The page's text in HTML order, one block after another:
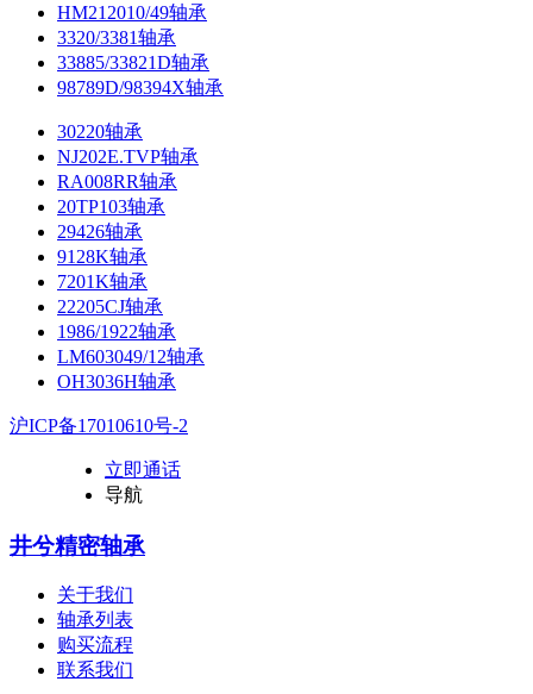
HM212010/49轴承
3320/3381轴承
33885/33821D轴承
98789D/98394X轴承
30220轴承
NJ202E.TVP轴承
RA008RR轴承
20TP103轴承
29426轴承
9128K轴承
7201K轴承
22205CJ轴承
1986/1922轴承
LM603049/12轴承
OH3036H轴承
沪ICP备17010610号-2
立即通话
导航
井兮精密轴承
关于我们
轴承列表
购买流程
联系我们